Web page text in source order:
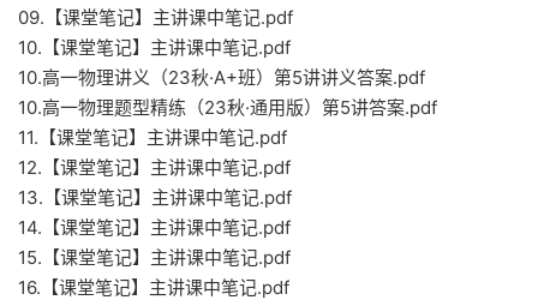
09.【课堂笔记】主讲课中笔记.pdf
10.【课堂笔记】主讲课中笔记.pdf
10.高一物理讲义（23秋·A+班）第5讲讲义答案.pdf
10.高一物理题型精练（23秋·通用版）第5讲答案.pdf
11.【课堂笔记】主讲课中笔记.pdf
12.【课堂笔记】主讲课中笔记.pdf
13.【课堂笔记】主讲课中笔记.pdf
14.【课堂笔记】主讲课中笔记.pdf
15.【课堂笔记】主讲课中笔记.pdf
16.【课堂笔记】主讲课中笔记.pdf